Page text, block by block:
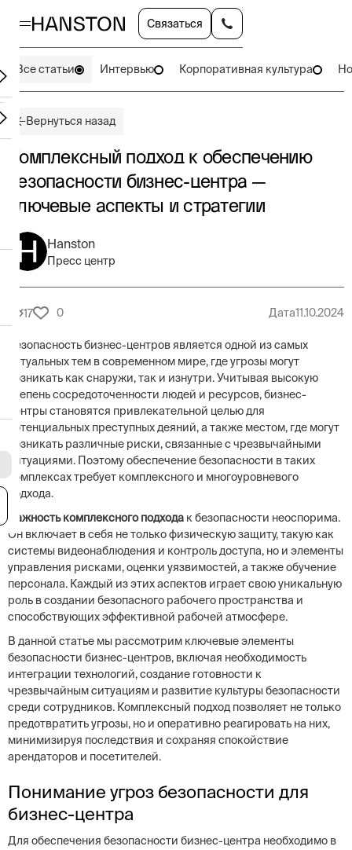
Связаться
Все статьи Интервью Корпоративная культура
Вернуться назад
Комплексный подход к обеспечению
безопасности бизнес-центра —
ключевые аспекты и стратегии
Hanston
Пресс центр
17 0 Дата11.10.2024
Безопасность бизнес-центров является одной из самых
актуальных тем в современном мире, где угрозы могут
возникать как снаружи, так и изнутри. Учитывая высокую
степень сосредоточенности людей и ресурсов, бизнес-
центры становятся привлекательной целью для
потенциальных преступных деяний, а также местом, где могут
возникать различные риски, связанные с чрезвычайными
ситуациями. Поэтому обеспечение безопасности в таких
комплексах требует комплексного и многоуровневого
подхода.
Важность комплексного подхода к безопасности неоспорима.
Он включает в себя не только физическую защиту, такую как
системы видеонаблюдения и контроль доступа, но и элементы
управления рисками, оценки уязвимостей, а также обучение
персонала. Каждый из этих аспектов играет свою уникальную
роль в создании безопасного рабочего пространства и
способствующих эффективной рабочей атмосфере.
В данной статье мы рассмотрим ключевые элементы
безопасности бизнес-центров, включая необходимость
интеграции технологий, создание готовности к
чрезвычайным ситуациям и развитие культуры безопасности
среди сотрудников. Комплексный подход позволяет не только
предотвратить угрозы, но и оперативно реагировать на них,
минимизируя последствия и сохраняя спокойствие
арендаторов и посетителей.
Понимание угроз безопасности для
бизнес-центра
Для обеспечения безопасности бизнес-центра необходимо в